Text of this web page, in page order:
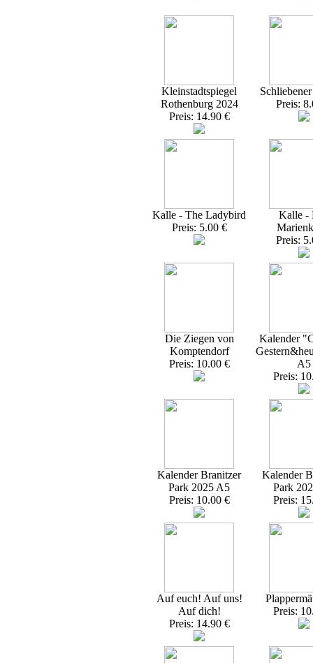
Kleinstadtspiegel
Rothenburg 2024
Preis: 14.90 €
Preis:
Kalle - The Ladybird
Preis: 5.00 €
Kalle -
Preis:
Die Ziegen von
Komptendorf
Preis: 10.00 €
Kalender
A5
Preis:
Kalender Branitzer
Park 2025 A5
Preis: 10.00 €
Kalender
Park
Preis:
Auf euch! Auf uns!
Auf dich!
Preis: 14.90 €
Preis: